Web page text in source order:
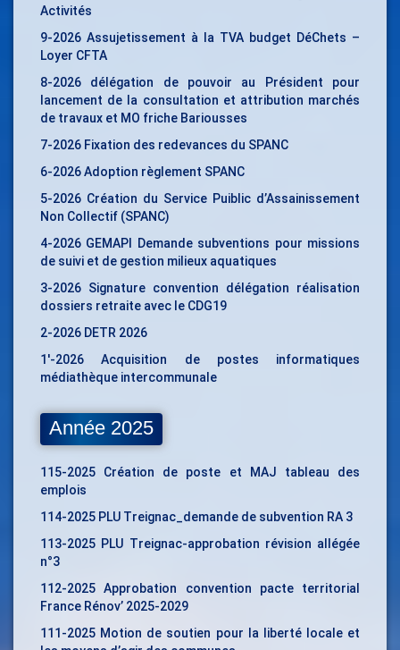
Activités
9-2026 Assujetissement à la TVA budget DéChets –
Loyer CFTA
8-2026 délégation de pouvoir au Président pour
lancement de la consultation et attribution marchés
de travaux et MO friche Bariousses
7-2026 Fixation des redevances du SPANC
6-2026 Adoption règlement SPANC
5-2026 Création du Service Puiblic d’Assainissement
Non Collectif (SPANC)
4-2026 GEMAPI Demande subventions pour missions
de suivi et de gestion milieux aquatiques
3-2026 Signature convention délégation réalisation
dossiers retraite avec le CDG19
2-2026 DETR 2026
1′-2026 Acquisition de postes informatiques
médiathèque intercommunale
Année 2025
115-2025 Création de poste et MAJ tableau des
emplois
114-2025 PLU Treignac_demande de subvention RA 3
113-2025 PLU Treignac-approbation révision allégée
n°3
112-2025 Approbation convention pacte territorial
France Rénov’ 2025-2029
111-2025 Motion de soutien pour la liberté locale et